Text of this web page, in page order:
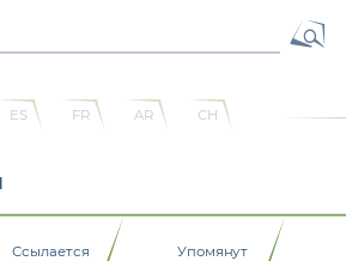
ES FR AR
CH
Ссылается Упомянут